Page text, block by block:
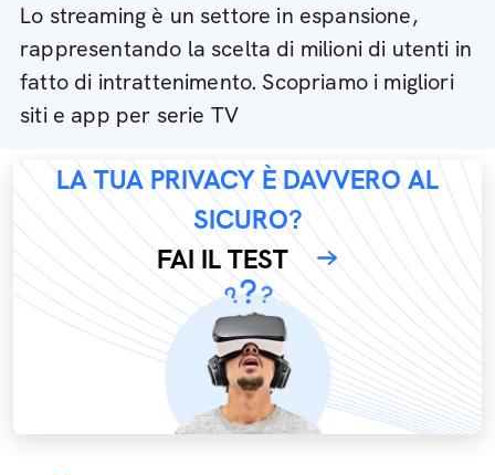
Lo streaming è un settore in espansione,
rappresentando la scelta di milioni di utenti in
fatto di intrattenimento. Scopriamo i migliori
siti e app per serie TV
LA TUA PRIVACY È DAVVERO AL
SICURO?
FAI IL TEST